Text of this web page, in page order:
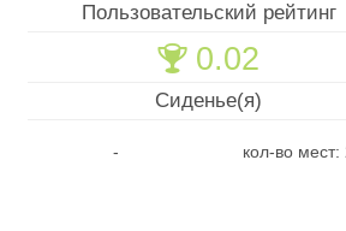
Пользовательский рейтинг
🏆 0.02
Сиденье(я)
- кол-во мест: